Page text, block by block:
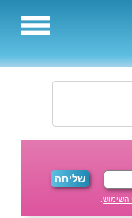
השימוש.